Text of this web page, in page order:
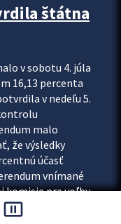
štátna
v sobotu 4. júla
16,13 percenta
v nedeľu 5.
malo
že výsledky
účasť
vnímané
komisie pre voľby
pause_presentation